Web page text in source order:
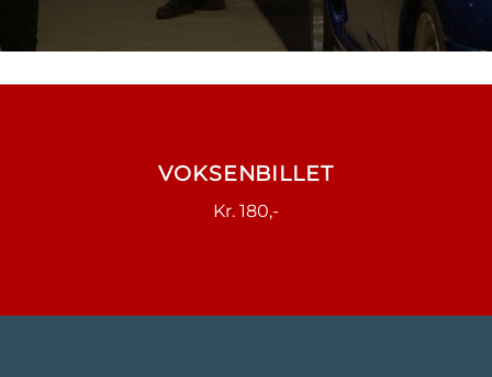
VOKSENBILLET
Kr. 180,-